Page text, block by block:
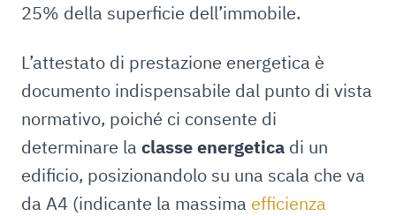
25% della superficie dell’immobile.
L’attestato di prestazione energetica è
documento indispensabile dal punto di vista
normativo, poiché ci consente di
determinare la classe energetica di un
edificio, posizionandolo su una scala che va
da A4 (indicante la massima efficienza